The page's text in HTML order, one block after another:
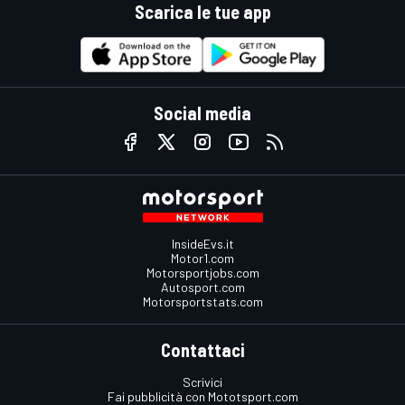
Scarica le tue app
Social media
InsideEvs.it
Motor1.com
Motorsportjobs.com
Autosport.com
Motorsportstats.com
Contattaci
Scrivici
Fai pubblicità con Mototsport.com